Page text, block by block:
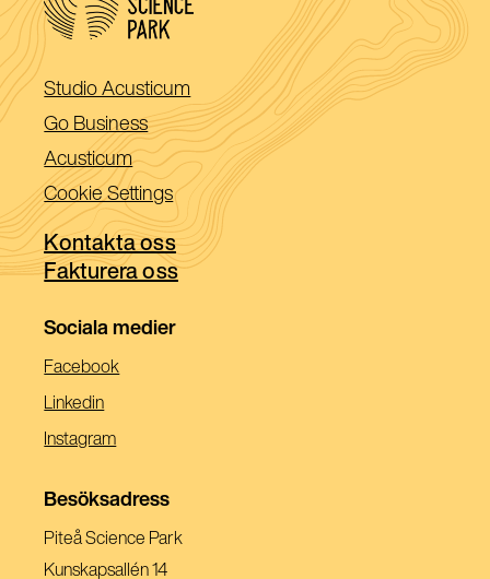
Studio Acusticum (Öppnas
i
ett
nytt
fönster)
Go Business(Öppnas
i
ett
nytt
fönster)
Acusticum(Öppnas
i
ett
nytt
fönster)
Cookie Settings
Kontakta oss
Fakturera oss
Sociala medier
Facebook(Öppnas
Linkedin(Öppnas
Nytt
Instagram(Öppnas
Ett
Besöksadress
Piteå Science Park
Kunskapsallén 14